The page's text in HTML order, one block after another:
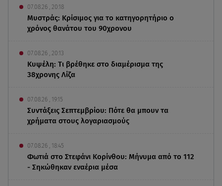
07.08.26 , 20:18
Μυστράς: Κρίσιμος για το κατηγορητήριο ο
χρόνος θανάτου του 90χρονου
07.08.26 , 20:13
Κυψέλη: Tι βρέθηκε στο διαμέρισμα της
38χρονης Λίζα
07.08.26 , 19:15
Συντάξεις Σεπτεμβρίου: Πότε θα μπουν τα
χρήματα στους λογαριασμούς
07.08.26 , 18:45
Φωτιά στο Στεφάνι Κορίνθου: Μήνυμα από το 112
- Σηκώθηκαν εναέρια μέσα